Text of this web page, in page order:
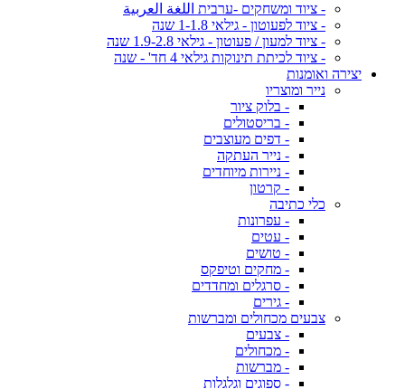
- ציוד ומשחקים -ערבית اللغة العربية
- ציוד לפעוטון - גילאי 1-1.8 שנה
- ציוד למעון / פעוטון - גילאי 1.9-2.8 שנה
- ציוד לכיתת תינוקות גילאי 4 חד' - שנה
יצירה ואומנות
נייר ומוצריו
- בלוק ציור
- בריסטולים
- דפים מעוצבים
- נייר העתקה
- ניירות מיוחדים
- קרטון
כלי כתיבה
- עפרונות
- עטים
- טושים
- מחקים וטיפקס
- סרגלים ומחדדים
- גירים
צבעים מכחולים ומברשות
- צבעים
- מכחולים
- מברשות
- ספוגים וגלגלות